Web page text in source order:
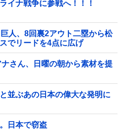
イナ戦争に参戦へ！！！
人、8回裏2アウト二塁から松
でリードを4点に広げ
ナさん、日曜の朝から素材を提
並ぶあの日本の偉大な発明に
日本で窃盗